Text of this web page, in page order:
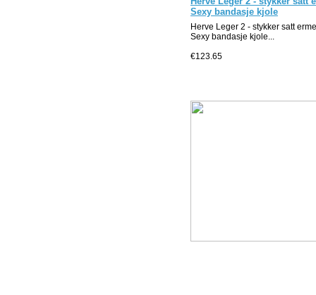
Sexy bandasje kjole
Herve Leger 2 - stykker satt
Sexy bandasje kjole...
€123.65